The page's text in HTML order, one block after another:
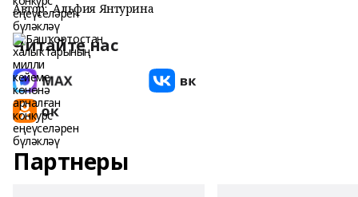
Автор: Альфия Янтурина
Читайте нас
Партнеры